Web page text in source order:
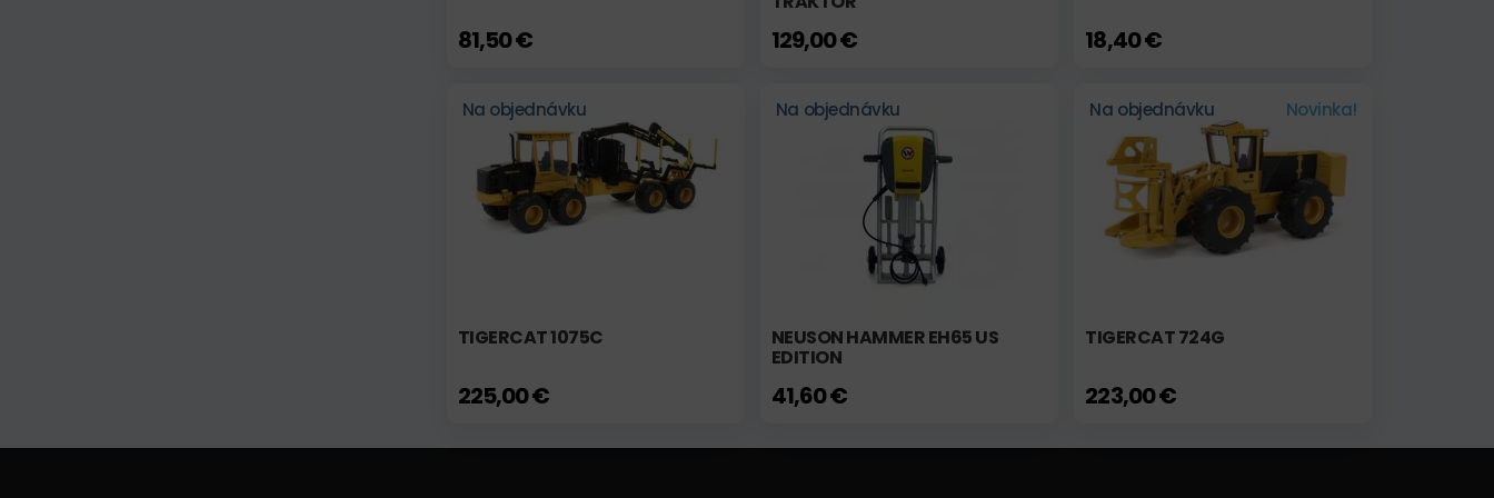
81,50 € 129,00 € 18,40 €
Na objednávku
TIGERCAT 1075C
225,00 €
Na objednávku
NEUSON HAMMER EH65 US
EDITION
41,60 €
Na objednávku Novinka!
TIGERCAT 724G
223,00 €